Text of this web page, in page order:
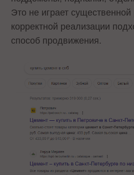
Это не играет
корректной реализации
способ продвижения.